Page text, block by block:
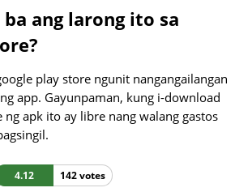
ang larong ito sa
play store ngunit nangangailangan
app. Gayunpaman, kung i-download
apk ito ay libre nang walang gastos
4.12 142 votes